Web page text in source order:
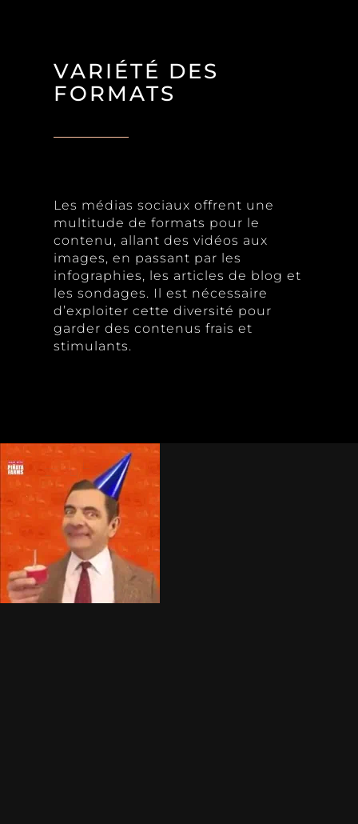
VARIÉTÉ DES
FORMATS
Les médias sociaux offrent une
multitude de formats pour le
contenu, allant des vidéos aux
images, en passant par les
infographies, les articles de blog et
les sondages. Il est nécessaire
d’exploiter cette diversité pour
garder des contenus frais et
stimulants.